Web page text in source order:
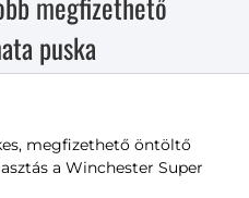
puska
megfizethető öntöltő
a Winchester Super